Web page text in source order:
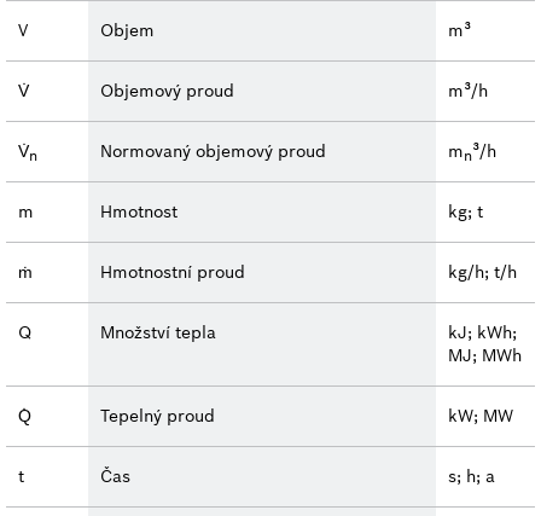
V Objem m³
V̇ Objemový proud m³/h
V̇n Normovaný objemový proud mn³/h
m Hmotnost kg; t
ṁ Hmotnostní proud kg/h; t/h
Q Množství tepla
kJ; kWh;
MJ; MWh
Q̇ Tepelný proud kW; MW
t Čas s; h; a